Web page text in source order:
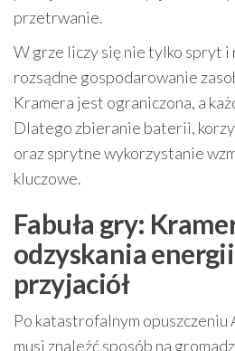
przetrwanie.
W grze liczy się nie tylko spryt i
rozsądne gospodarowanie
Kramera jest ograniczona, a
Dlatego zbieranie baterii,
oraz sprytne wykorzystanie
kluczowe.
Fabuła gry:
odzyskania
przyjaciół
Po katastrofalnym
musi znaleźć sposób na